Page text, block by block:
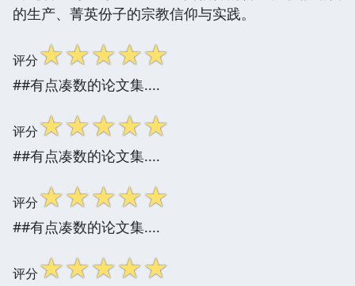
的生产、菁英份子的宗教信仰与实践。
评分☆☆☆☆☆
##有点凑数的论文集....
评分☆☆☆☆☆
##有点凑数的论文集....
评分☆☆☆☆☆
##有点凑数的论文集....
评分☆☆☆☆☆